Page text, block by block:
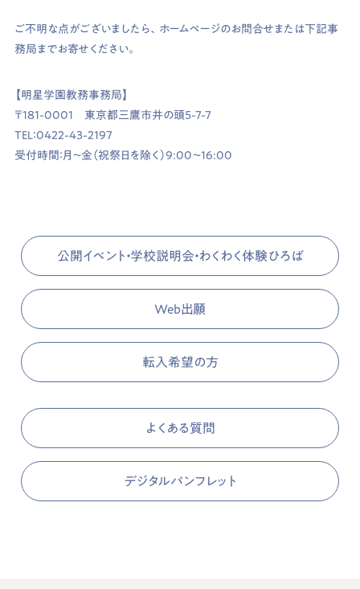
ご不明な点がございましたら、ホームページのお問合せまたは下記事
務局までお寄せください。
【明星学園教務事務局】
〒181-0001 東京都三鷹市井の頭5-7-7
TEL：0422-43-2197
受付時間：月～金（祝祭日を除く）9:00～16:00
公開イベント・学校説明会・わくわく体験ひろば
Web出願
転入希望の方
よくある質問
デジタルパンフレット